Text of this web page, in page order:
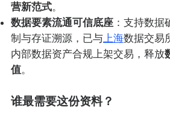
营新范式。
数据要素流通可信底座：支持数据
制与存证溯源，已与上海数据交易
内部数据资产合规上架交易，释放
值。
谁最需要这份资料？